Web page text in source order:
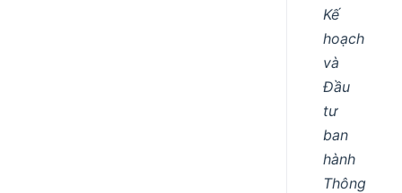
Kế
hoạch
và
Đầu
tư
ban
hành
Thông